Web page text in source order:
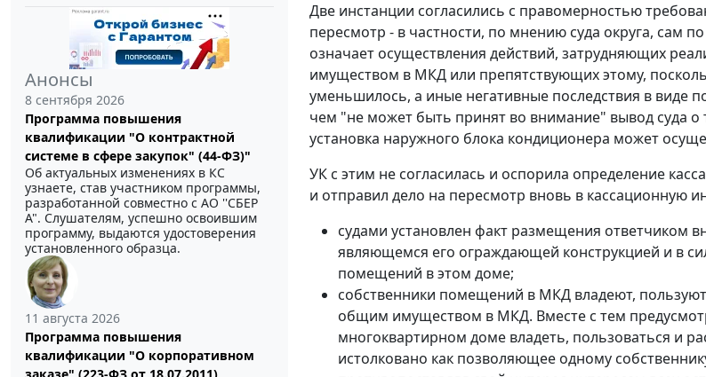
Анонсы
8 сентября 2026
Программа повышения
квалификации "О контрактной
системе в сфере закупок" (44-ФЗ)"
Об актуальных изменениях в КС
узнаете, став участником программы,
разработанной совместно с АО ''СБЕР
А". Слушателям, успешно освоившим
программу, выдаются удостоверения
установленного образца.
11 августа 2026
Программа повышения
квалификации "О корпоративном
Две инстанции согласились с правомерностью
пересмотр - в частности, по мнению суда округа, сам
означает осуществления действий, затрудняющих
имуществом в МКД или препятствующих этому,
уменьшилось, а иные негативные последствия в виде
чем "не может быть принят во внимание" вывод суда
установка наружного блока кондиционера может
УК с этим не согласилась и оспорила определение
и отправил дело на пересмотр вновь в кассационную
судами установлен факт размещения ответчиком
являющемся его ограждающей конструкцией и в
помещений в этом доме;
собственники помещений в МКД владеют,
общим имуществом в МКД. Вместе с тем
многоквартирном доме владеть, пользоваться
истолковано как позволяющее одному